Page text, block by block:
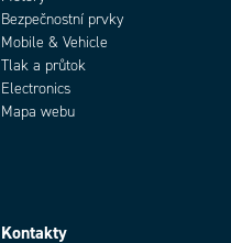
Bezpečnostní prvky
Mobile & Vehicle
Tlak a průtok
Electronics
Mapa webu
Kontakty